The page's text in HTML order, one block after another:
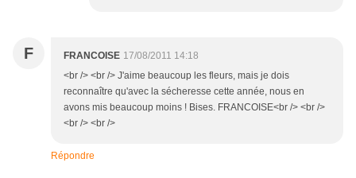
F FRANCOISE 17/08/2011 14:18
<br /> <br /> J'aime beaucoup les fleurs, mais je dois
reconnaître qu'avec la sécheresse cette année, nous en
avons mis beaucoup moins ! Bises. FRANCOISE<br /> <br />
<br /> <br />
Répondre